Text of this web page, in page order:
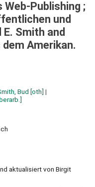
Publishing ;
und
E. Smith and
Amerikan.
Bud [oth]
aktualisiert von Birgit